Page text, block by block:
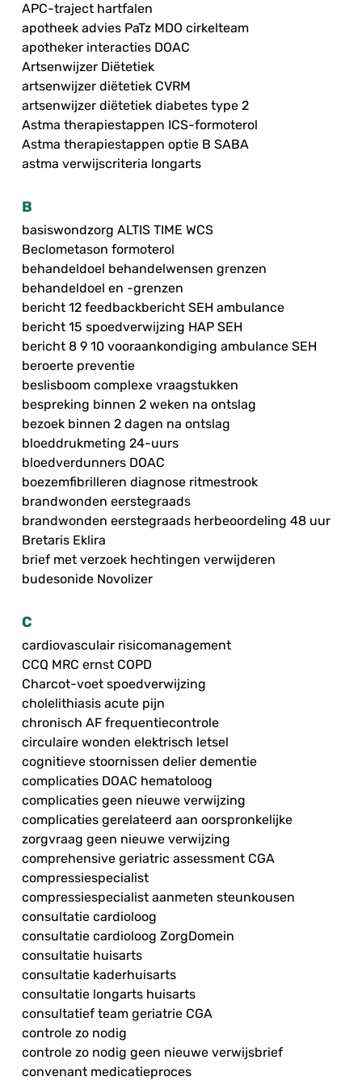
APC-traject hartfalen
apotheek advies PaTz MDO cirkelteam
apotheker interacties DOAC
Artsenwijzer Diëtetiek
artsenwijzer diëtetiek CVRM
artsenwijzer diëtetiek diabetes type 2
Astma therapiestappen ICS-formoterol
Astma therapiestappen optie B SABA
astma verwijscriteria longarts
B
basiswondzorg ALTIS TIME WCS
Beclometason formoterol
behandeldoel behandelwensen grenzen
behandeldoel en -grenzen
bericht 12 feedbackbericht SEH ambulance
bericht 15 spoedverwijzing HAP SEH
bericht 8 9 10 vooraankondiging ambulance SEH
beroerte preventie
beslisboom complexe vraagstukken
bespreking binnen 2 weken na ontslag
bezoek binnen 2 dagen na ontslag
bloeddrukmeting 24-uurs
bloedverdunners DOAC
boezemfibrilleren diagnose ritmestrook
brandwonden eerstegraads
brandwonden eerstegraads herbeoordeling 48 uur
Bretaris Eklira
brief met verzoek hechtingen verwijderen
budesonide Novolizer
C
cardiovasculair risicomanagement
CCQ MRC ernst COPD
Charcot-voet spoedverwijzing
cholelithiasis acute pijn
chronisch AF frequentiecontrole
circulaire wonden elektrisch letsel
cognitieve stoornissen delier dementie
complicaties DOAC hematoloog
complicaties geen nieuwe verwijzing
complicaties gerelateerd aan oorspronkelijke
zorgvraag geen nieuwe verwijzing
comprehensive geriatric assessment CGA
compressiespecialist
compressiespecialist aanmeten steunkousen
consultatie cardioloog
consultatie cardioloog ZorgDomein
consultatie huisarts
consultatie kaderhuisarts
consultatie longarts huisarts
consultatief team geriatrie CGA
controle zo nodig
controle zo nodig geen nieuwe verwijsbrief
convenant medicatieproces